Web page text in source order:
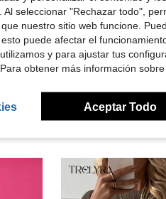
Al seleccionar "Rechazar todo",
nuestro sitio web funcione.
puede afectar el
y para ajustar tus
obtener más información
Aceptar Todo